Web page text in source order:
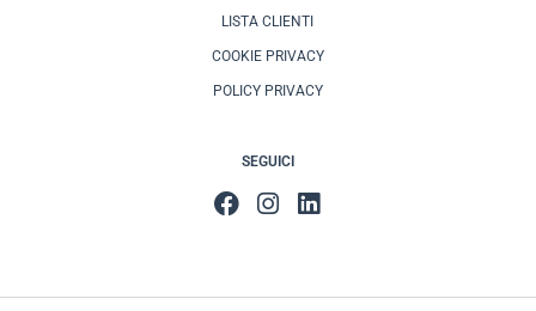
LISTA CLIENTI
COOKIE PRIVACY
POLICY PRIVACY
SEGUICI